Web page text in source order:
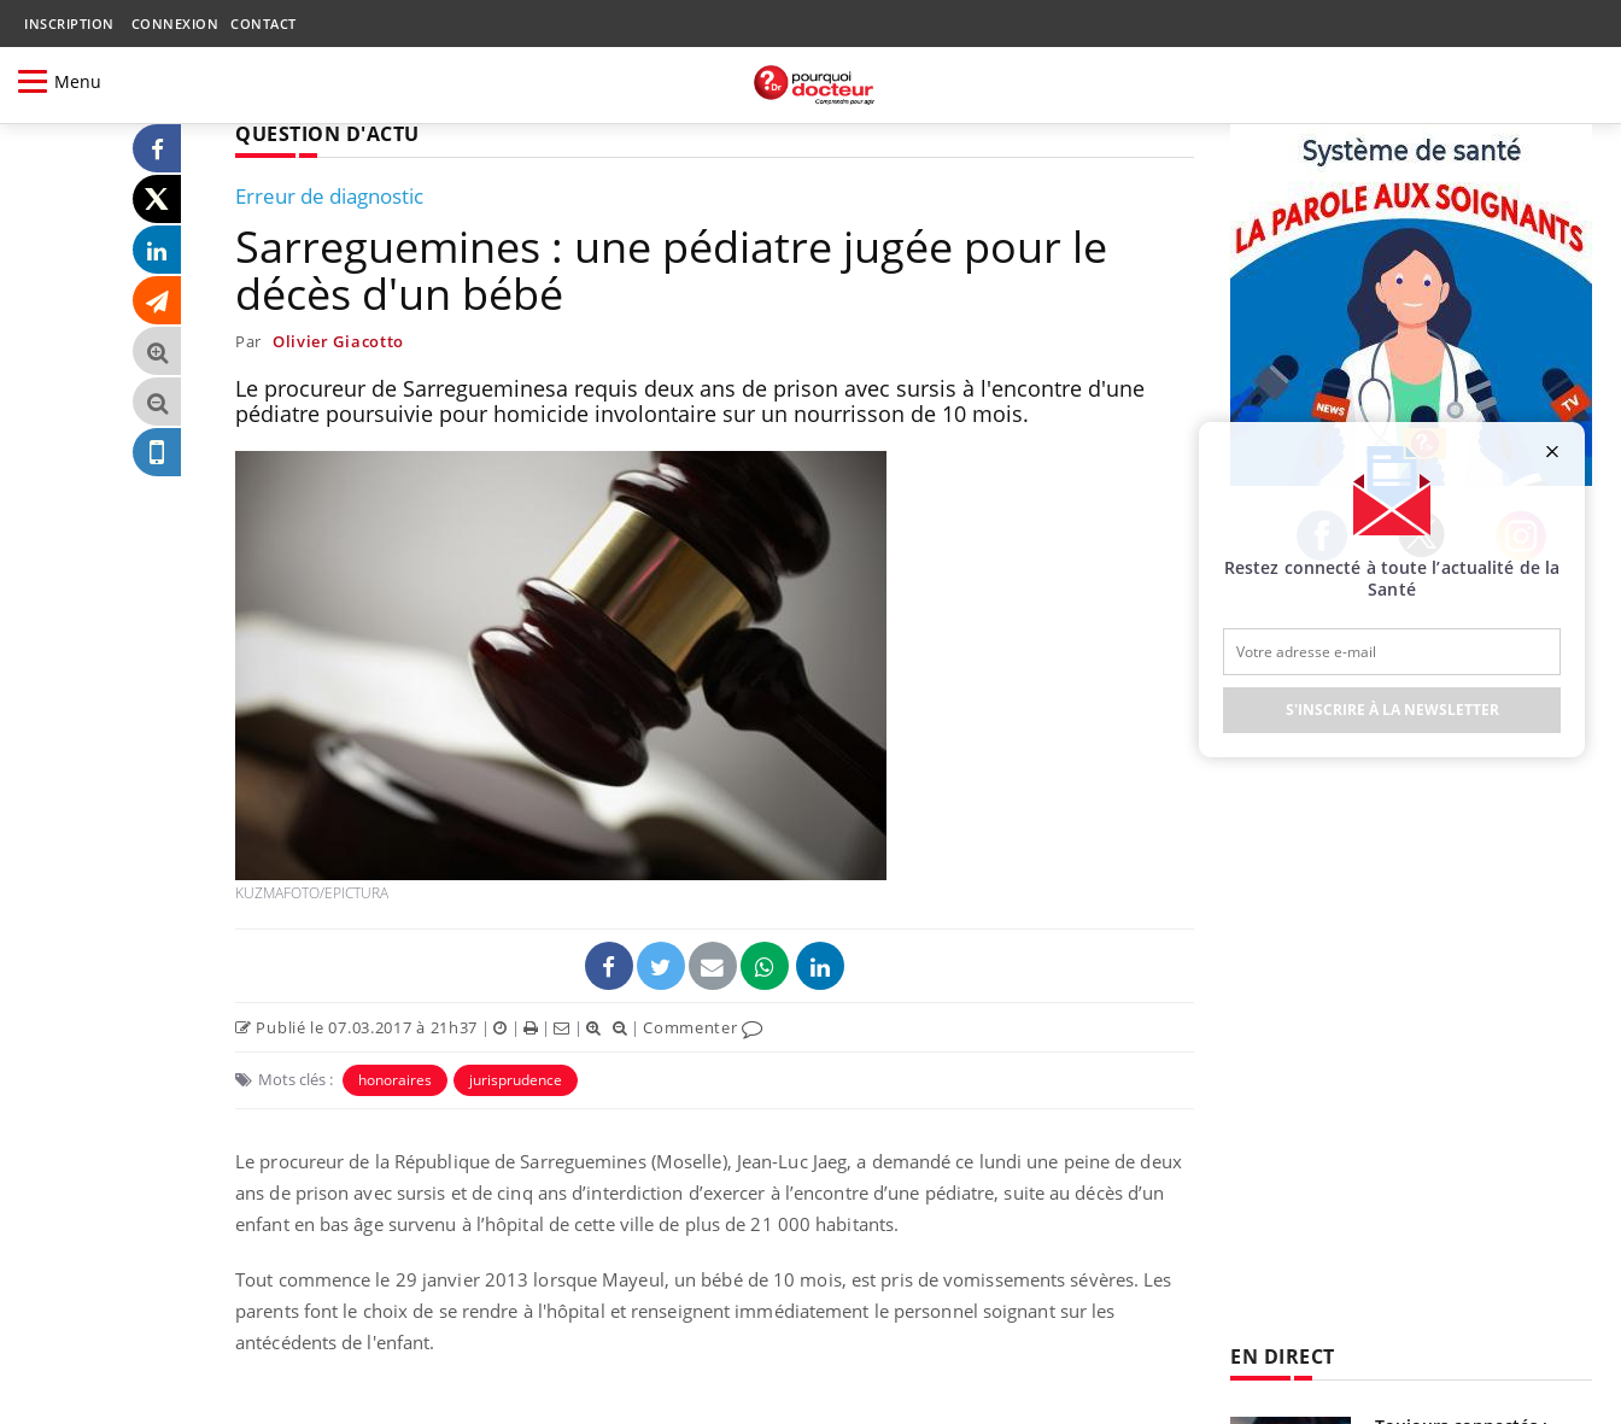
INSCRIPTION CONNEXION CONTACT
Menu
QUESTION D'ACTU
Erreur de diagnostic
Sarreguemines : une pédiatre jugée pour le
décès d'un bébé
Par Olivier Giacotto
Le procureur de Sarregueminesa requis deux ans de prison avec sursis à l'encontre d'une
pédiatre poursuivie pour homicide involontaire sur un nourrisson de 10 mois.
KUZMAFOTO/EPICTURA
Publié le 07.03.2017 à 21h37 | | | | |Commenter
Mots clés : honoraires jurisprudence
Le procureur de la République de Sarreguemines (Moselle), Jean-Luc Jaeg, a demandé ce lundi une peine de deux
ans de prison avec sursis et de cinq ans d’interdiction d’exercer à l’encontre d’une pédiatre, suite au décès d’un
enfant en bas âge survenu à l’hôpital de cette ville de plus de 21 000 habitants.
Tout commence le 29 janvier 2013 lorsque Mayeul, un bébé de 10 mois, est pris de vomissements sévères. Les
parents font le choix de se rendre à l'hôpital et renseignent immédiatement le personnel soignant sur les
antécédents de l'enfant.
Facebook Twitter Instagram
EN DIRECT
Restez connecté à toute l’actualité de la
Santé
S'INSCRIRE À LA NEWSLETTER